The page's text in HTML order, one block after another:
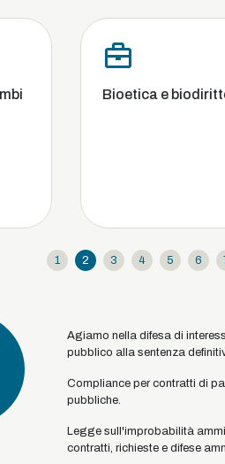
Bioetica e biodiritto
1 2 3 4 5 6
Agiamo nella difesa di
pubblico alla sentenza
Compliance per contratti di
pubbliche.
Legge sull'improbabilità
contratti, richieste e difese